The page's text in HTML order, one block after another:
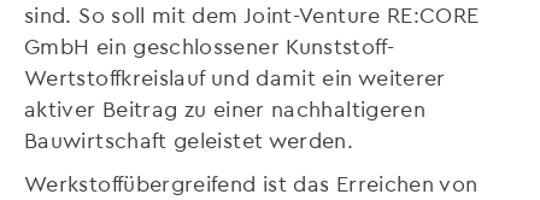
sind. So soll mit dem Joint-Venture RE:CORE
GmbH ein geschlossener Kunststoff-
Wertstoffkreislauf und damit ein weiterer
aktiver Beitrag zu einer nachhaltigeren
Bauwirtschaft geleistet werden.
Werkstoffübergreifend ist das Erreichen von